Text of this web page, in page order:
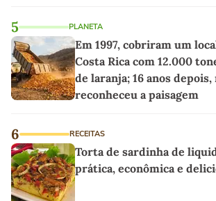
5 PLANETA
Em 1997, cobriram um
Costa Rica com 12.000
de laranja; 16 anos
reconheceu a paisagem
6 RECEITAS
Torta de sardinha de
prática, econômica e